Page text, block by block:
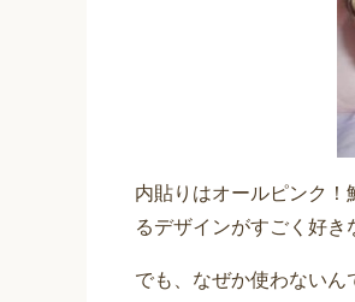
内貼りはオールピンク
るデザインがすごく好き
でも、なぜか使わない